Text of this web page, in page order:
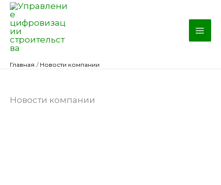
Перейти
содержимому
Главная Новости компании
Новости компании